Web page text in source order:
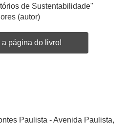
de Sustentabilidade"
(autor)
página do livro!
Paulista - Avenida Paulista,